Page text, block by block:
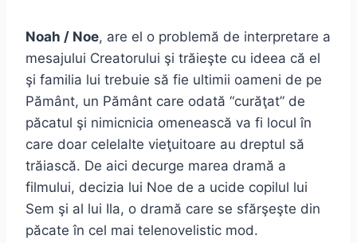
Noah / Noe, are el o problemă de interpretare a
mesajului Creatorului şi trăieşte cu ideea că el
şi familia lui trebuie să fie ultimii oameni de pe
Pământ, un Pământ care odată “curăţat” de
păcatul şi nimicnicia omenească va fi locul în
care doar celelalte vieţuitoare au dreptul să
trăiască. De aici decurge marea dramă a
filmului, decizia lui Noe de a ucide copilul lui
Sem şi al lui Ila, o dramă care se sfărşeşte din
păcate în cel mai telenovelistic mod.